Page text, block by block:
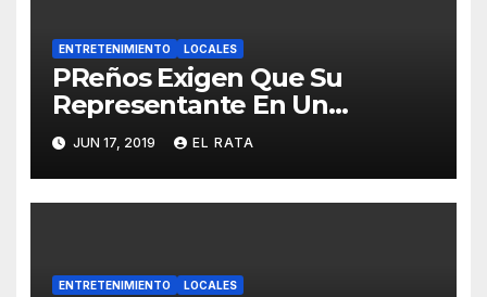
ENTRETENIMIENTO LOCALES
PReños Exigen Que Su
Representante En Un
Concurso Superficial E
Irrelevante Sea «Boricua De
Pura Cepa»
JUN 17, 2019 EL RATA
ENTRETENIMIENTO LOCALES